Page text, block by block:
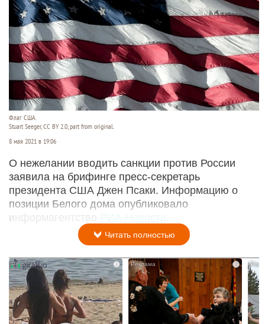
Флаг США.
Stuart Seeger, CC BY 2.0, part from original.
8 мая 2021 в 19:06
О нежелании вводить санкции против России
заявила на брифинге пресс-секретарь
президента США Джен Псаки. Информацию о
позиции Белого дома опубликовало
информагентство РИА Новости
Читать полностью
i